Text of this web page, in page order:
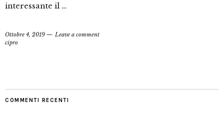
interessante il …
Ottobre 4, 2019
Leave a comment
cipro
COMMENTI RECENTI